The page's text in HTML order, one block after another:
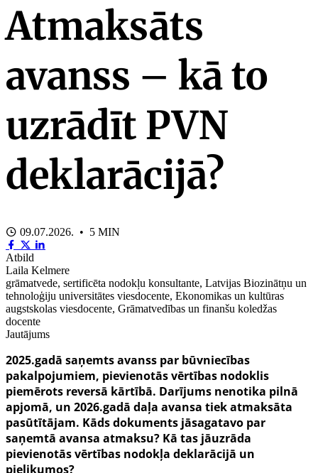
Atmaksāts
avanss – kā to
uzrādīt PVN
deklarācijā?
09.07.2026. • 5 MIN
Atbild
Laila Kelmere
grāmatvede, sertificēta nodokļu konsultante, Latvijas Biozinātņu un
tehnoloģiju universitātes viesdocente, Ekonomikas un kultūras
augstskolas viesdocente, Grāmatvedības un finanšu koledžas
docente
Jautājums
2025.gadā saņemts avanss par būvniecības
pakalpojumiem, pievienotās vērtības nodoklis
piemērots reversā kārtībā. Darījums nenotika pilnā
apjomā, un 2026.gadā daļa avansa tiek atmaksāta
pasūtītājam. Kāds dokuments jāsagatavo par
saņemtā avansa atmaksu? Kā tas jāuzrāda
pievienotās vērtības nodokļa deklarācijā un
pielikumos?